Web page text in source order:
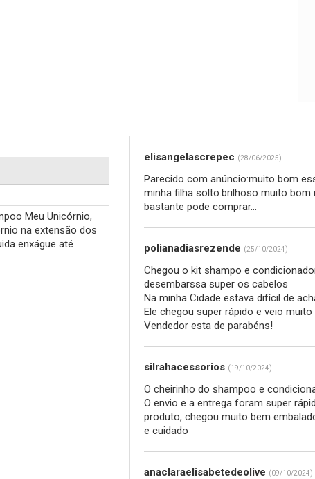
Meu Unicórnio,
na extensão dos
enxágue até
elisangelascrepec (28/06/2025)
Parecido com anúncio:muito bom
minha filha solto.brilhoso muito
bastante pode comprar...
polianadiasrezende (25/10/2024)
Chegou o kit shampo e
desembarssa super os cabelos
Na minha Cidade estava difícil de
Ele chegou super rápido e veio
Vendedor esta de parabéns!
silrahacessorios (19/10/2024)
O cheirinho do shampoo e
O envio e a entrega foram super
produto, chegou muito bem
e cuidado
anaclaraelisabetedeolive (09/10/2024)